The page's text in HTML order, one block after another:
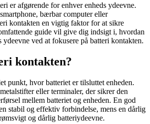
er afgørende for enhver enheds ydeevne.
bærbar computer eller
kontakten en vigtig faktor for at sikre
guide vil give dig indsigt i, hvordan
ydeevne ved at fokusere på batteri kontakten.
kontakten?
punkt, hvor batteriet er tilsluttet enheden.
eller terminaler, der sikrer den
mellem batteriet og enheden. En god
stabil og effektiv forbindelse, mens en dårlig
og dårlig batteriydeevne.